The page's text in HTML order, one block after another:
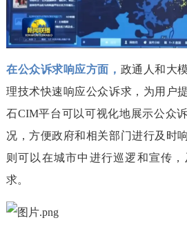
在公众诉求响应方面， 政通人和大
理技术快速响应公众诉求，为用户
石CIM平台可以可视化地展示公众
况，方便政府和相关部门进行及时
则可以在城市中进行巡逻和宣传
求。